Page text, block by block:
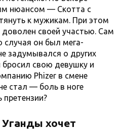
нюансом — Скотта с
к мужикам. При этом
своей участью. Сам
случая он был мега-
задумывался о других
бросил свою девушку и
Phizer в смене
стал — боль в ноге
хочет